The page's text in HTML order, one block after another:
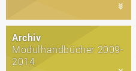
Archiv
Modulhandbücher 2009-
2014